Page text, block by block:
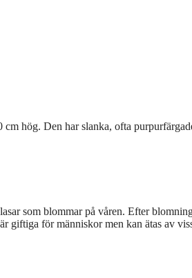
hög. Den har slanka, ofta
som blommar på våren. Efter
giftiga för människor men kan ätas av